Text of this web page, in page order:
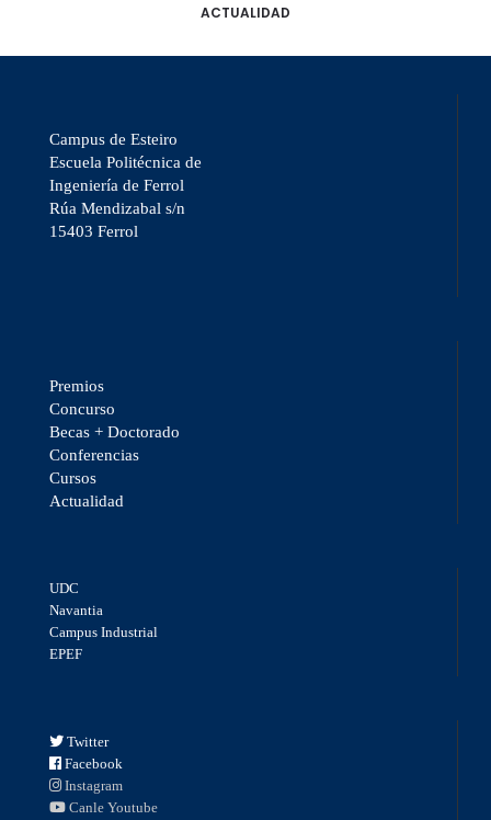
ACTUALIDAD
Campus de Esteiro
Escuela Politécnica de
Ingeniería de Ferrol
Rúa Mendizabal s/n
15403 Ferrol
Premios
Concurso
Becas + Doctorado
Conferencias
Cursos
Actualidad
UDC
Navantia
Campus Industrial
EPEF
Twitter
Facebook
Instagram
Canle Youtube